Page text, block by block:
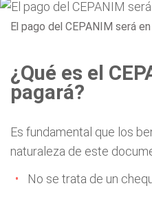
El pago del CEPANIM será
¿Qué es el
pagará?
Es fundamental que los
naturaleza de este
No se trata de un